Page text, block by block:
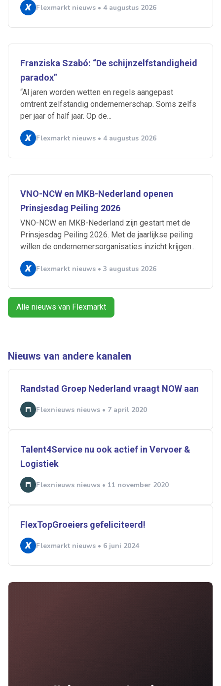
Flexmarkt nieuws • 4 augustus 2026
Franziska Szabó: “De schijnzelfstandigheid
paradox”
“Al jaren worden wetten en regels aangepast
omtrent zelfstandig ondernemerschap. Soms zelfs
per jaar of half jaar. Op de...
Flexmarkt nieuws • 4 augustus 2026
VNO-NCW en MKB-Nederland openen
Prinsjesdag Peiling 2026
VNO-NCW en MKB-Nederland zijn gestart met de
Prinsjesdag Peiling 2026. Met de jaarlijkse peiling
willen de ondernemersorganisaties inzicht krijgen...
Flexmarkt nieuws • 3 augustus 2026
Alle nieuws van Flexmarkt
Nieuws van andere kanalen
Randstad Groep Nederland vraagt NOW aan
Flexnieuws nieuws • 7 april 2020
Talent4Service nu ook actief in Vervoer &
Logistiek
Flexnieuws nieuws • 11 november 2020
FlexTopGroeiers gefeliciteerd!
Flexmarkt nieuws • 6 juni 2024
Ontvang vacatures direct in
je mailbox
Alerts ontvangen
Artikelen zoeken
Doorzaam
Flexmarkt Flexnieuws
NBBU